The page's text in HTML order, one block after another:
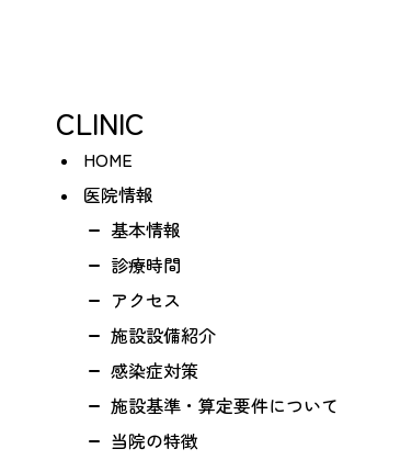
CLINIC
HOME
医院情報
基本情報
診療時間
アクセス
施設設備紹介
感染症対策
施設基準・算定要件について
当院の特徴